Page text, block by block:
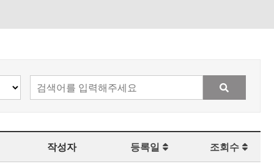
작성자 등록일 조회수